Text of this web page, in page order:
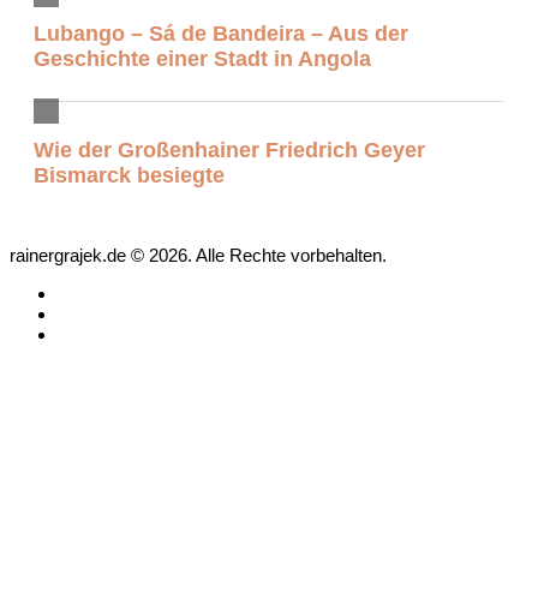
Lubango – Sá de Bandeira – Aus der
Geschichte einer Stadt in Angola
Wie der Großenhainer Friedrich Geyer
Bismarck besiegte
rainergrajek.de © 2026. Alle Rechte vorbehalten.